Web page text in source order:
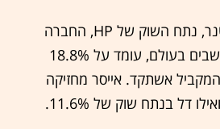
על-פי הנתונים של גרטנר, נתח השוק של HP, החברה
המובילה במכירות המחשבים בעולם, עומד על 18.8%
ברבעון המקביל אשתקד. אייסר מחזיקה